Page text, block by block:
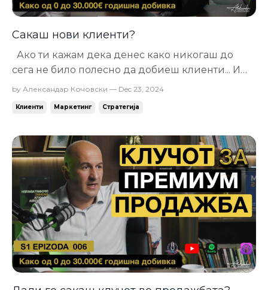
Сакаш нови клиенти?
Ако ти кажам дека денес како никогаш до
сега не било полесно да добиеш клиенти... И
тоа не било какви, туку токму такви какви што
центар има банкомат во кој ти ста...
by Александар Кочовски — Dec 23, 2024
Клиенти Маркетинг Стратегија